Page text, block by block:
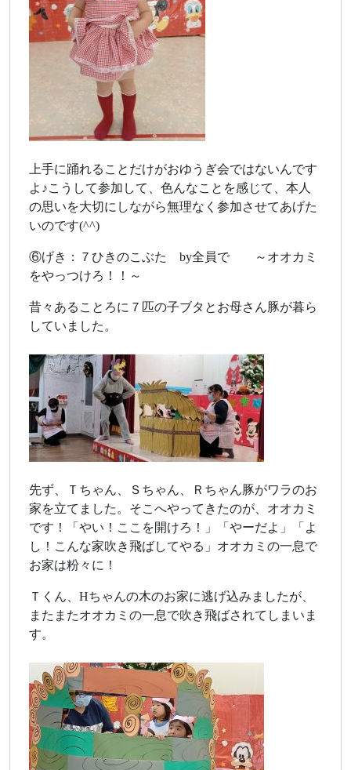
上手に踊れることだけがおゆうぎ会ではないんです
よ♪こうして参加して、色んなことを感じて、本人
の思いを大切にしながら無理なく参加させてあげた
いのです(^^)
⑥げき：７ひきのこぶた by全員で ～オオカミ
をやっつけろ！！～
昔々あることろに７匹の子ブタとお母さん豚が暮ら
していました。
先ず、Ｔちゃん、Ｓちゃん、Ｒちゃん豚がワラのお
家を立てました。そこへやってきたのが、オオカミ
です！「やい！ここを開けろ！」「やーだよ」「よ
し！こんな家吹き飛ばしてやる」オオカミの一息で
お家は粉々に！
Ｔくん、Hちゃんの木のお家に逃げ込みましたが、
またまたオオカミの一息で吹き飛ばされてしまいま
す。